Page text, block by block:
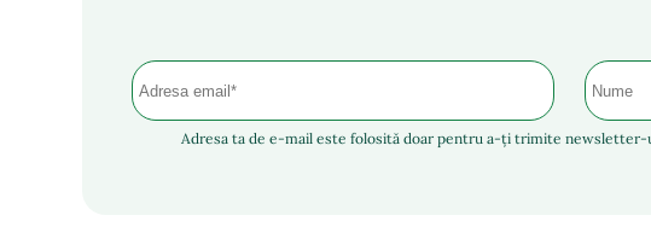
Adresa ta de e-mail este folosită doar pentru a-ți trimite newsletter-